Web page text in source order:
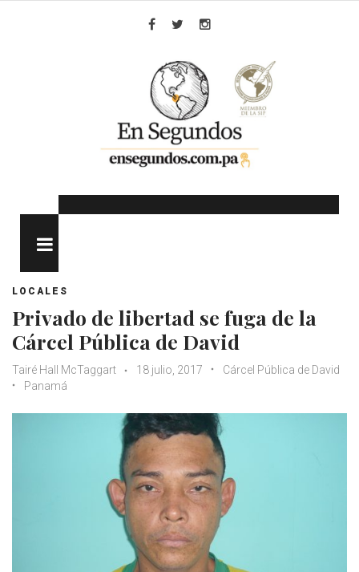
LOCALES
Privado de libertad se fuga de la
Cárcel Pública de David
Tairé Hall McTaggart 18 julio, 2017
Cárcel Pública de David
Panamá